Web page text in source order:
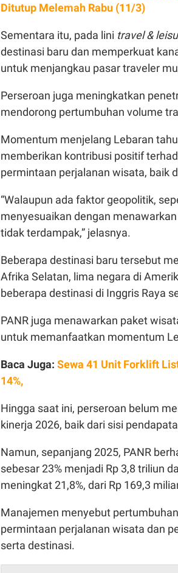
Ditutup Melemah Rabu (11/3)
Sementara itu, pada lini travel &
destinasi baru dan memperkuat
untuk menjangkau pasar traveler
Perseroan juga meningkatkan
mendorong pertumbuhan volume
Momentum menjelang Lebaran
memberikan kontribusi positif
permintaan perjalanan wisata, baik
“Walaupun ada faktor geopolitik,
menyesuaikan dengan
tidak terdampak,” jelasnya.
Beberapa destinasi baru tersebut
Afrika Selatan, lima negara di
beberapa destinasi di Inggris Raya
PANR juga menawarkan paket
untuk memanfaatkan momentum
Baca Juga: Sewa 41 Unit Forklift
14%,
Hingga saat ini, perseroan belum
kinerja 2026, baik dari sisi
Namun, sepanjang 2025, PANR
sebesar 23% menjadi Rp 3,8 triliun
meningkat 21,8%, dari Rp 169,3
Manajemen menyebut
permintaan perjalanan wisata dan
serta destinasi.